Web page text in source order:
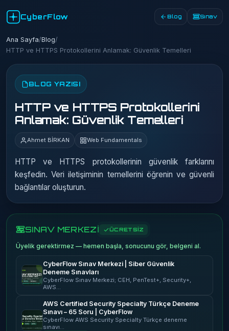
CyberFlow Blog Sınav
Ana Sayfa/Blog/
HTTP ve HTTPS Protokollerini Anlamak: Güvenlik Temelleri
BLOG YAZISI
HTTP ve HTTPS Protokollerini
Anlamak: Güvenlik Temelleri
Ahmet BİRKAN Web Fundamentals
HTTP ve HTTPS protokollerinin güvenlik farklarını
keşfedin. Veri iletişiminin temellerini öğrenin ve güvenli
bağlantılar oluşturun.
SINAV MERKEZİ ÜCRETSİZ
Üyelik gerektirmez — hemen başla, sonucunu gör, belgeni al.
CyberFlow Sınav Merkezi | Siber Güvenlik
Deneme Sınavları
CyberFlow Sınav Merkezi; CEH, PenTest+, Security+,
AWS…
AWS Certified Security Specialty Türkçe Deneme
Sınavı – 65 Soru | CyberFlow
CyberFlow AWS Security Specialty Türkçe deneme
sınavı…